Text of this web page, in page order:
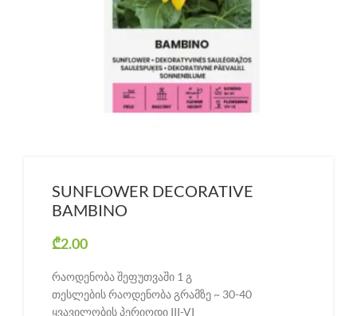
SUNFLOWER DECORATIVE
BAMBINO
₾2.00
რაოდენობა შეფუთვაში 1 გ
თესლების რაოდენობა გრამზე ~ 30-40
ყვავილობის პერიოდი III-VI